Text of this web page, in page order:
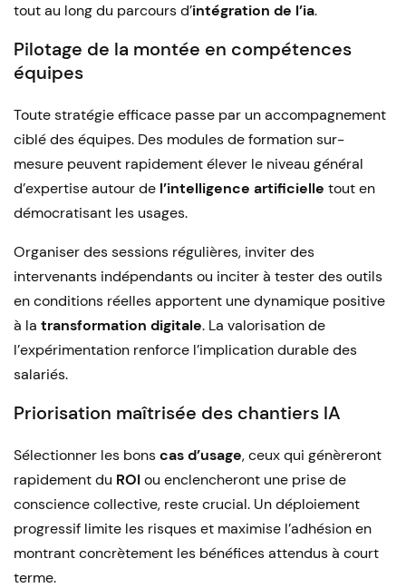
tout au long du parcours d’intégration de l’ia.
Pilotage de la montée en compétences
équipes
Toute stratégie efficace passe par un accompagnement
ciblé des équipes. Des modules de formation sur-
mesure peuvent rapidement élever le niveau général
d’expertise autour de l’intelligence artificielle tout en
démocratisant les usages.
Organiser des sessions régulières, inviter des
intervenants indépendants ou inciter à tester des outils
en conditions réelles apportent une dynamique positive
à la transformation digitale. La valorisation de
l’expérimentation renforce l’implication durable des
salariés.
Priorisation maîtrisée des chantiers IA
Sélectionner les bonscas d’usage, ceux qui génèreront
rapidement du ROIou enclencheront une prise de
conscience collective, reste crucial. Un déploiement
progressif limite les risques et maximise l’adhésion en
montrant concrètement les bénéfices attendus à court
terme.